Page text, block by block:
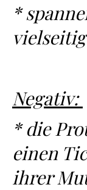
*
Negativ:
* die
einen
ihrer